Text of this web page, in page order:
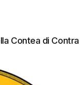
Contea di Contra